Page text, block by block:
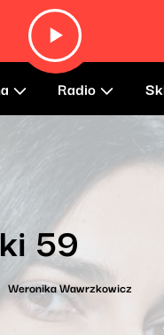
Radio
59
Weronika Wawrzkowicz